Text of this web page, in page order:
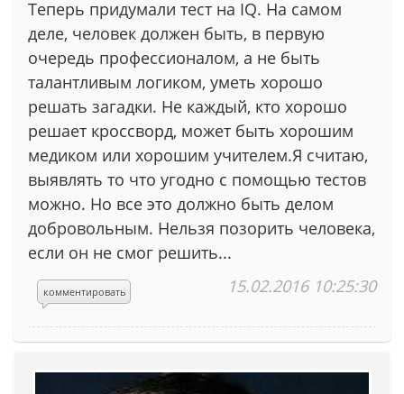
Теперь придумали тест на IQ. На самом
деле, человек должен быть, в первую
очередь профессионалом, а не быть
талантливым логиком, уметь хорошо
решать загадки. Не каждый, кто хорошо
решает кроссворд, может быть хорошим
медиком или хорошим учителем.Я считаю,
выявлять то что угодно с помощью тестов
можно. Но все это должно быть делом
добровольным. Нельзя позорить человека,
если он не смог решить...
комментировать 15.02.2016 10:25:30